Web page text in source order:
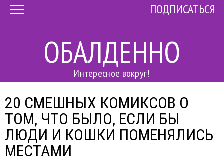
ОБАЛДЕННО
Интересное вокруг!
ПОДПИСАТЬСЯ
20 СМЕШНЫХ КОМИКСОВ О
ТОМ, ЧТО БЫЛО, ЕСЛИ БЫ
ЛЮДИ И КОШКИ ПОМЕНЯЛИСЬ
МЕСТАМИ